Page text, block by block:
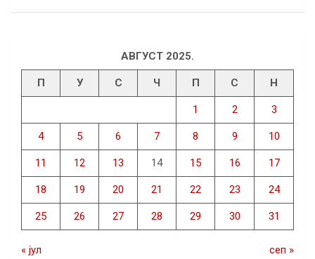
АВГУСТ 2025.
П У С Ч П С Н
1 2 3
4 5 6 7 8 9 10
11 12 13 14 15 16 17
18 19 20 21 22 23 24
25 26 27 28 29 30 31
« јул сеп »